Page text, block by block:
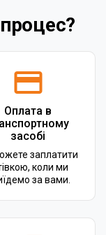
Оплата в
засобі
заплатити
коли ми
за вами.